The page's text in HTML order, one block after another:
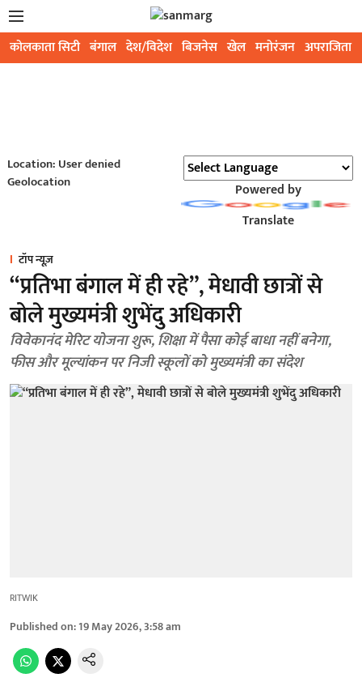
कोलकाता सिटी बंगाल देश/विदेश बिजनेस खेल मनोरंजन अपराजिता
Location: User denied
Geolocation
Powered by
Translate
टॉप न्यूज़
“प्रतिभा बंगाल में ही रहे”, मेधावी छात्रों से
बोले मुख्यमंत्री शुभेंदु अधिकारी
विवेकानंद मेरिट योजना शुरू, शिक्षा में पैसा कोई बाधा नहीं बनेगा,
फीस और मूल्यांकन पर निजी स्कूलों को मुख्यमंत्री का संदेश
RITWIK
Published on:19 May 2026, 3:58 am